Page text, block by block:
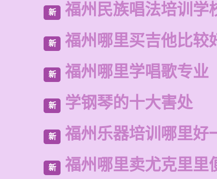
新 福州民族唱法培训学
新 福州哪里买吉他比较
新 福州哪里学唱歌专业
新 学钢琴的十大害处
新 福州乐器培训哪里好
新 福州哪里卖尤克里里